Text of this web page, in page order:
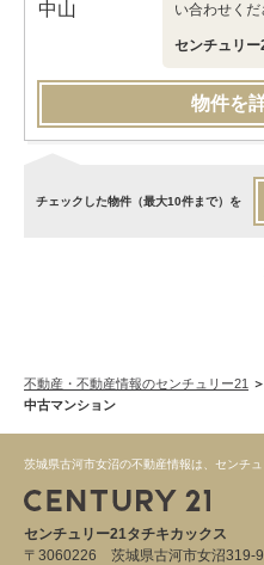
い合わせくだ
センチュリ
物件を
チェックした物件（最大10件まで）を
不動産・不動産情報のセンチュリー21
中古マンション
茨城県古河市女沼の不動産情報は、センチ
センチュリー21タチキカックス
〒3060226 茨城県古河市女沼319-9